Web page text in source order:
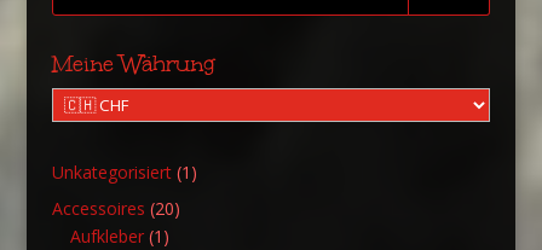
Meine Währung
Unkategorisiert 1 1
Accessoires 2020
Aufkleber 1 1